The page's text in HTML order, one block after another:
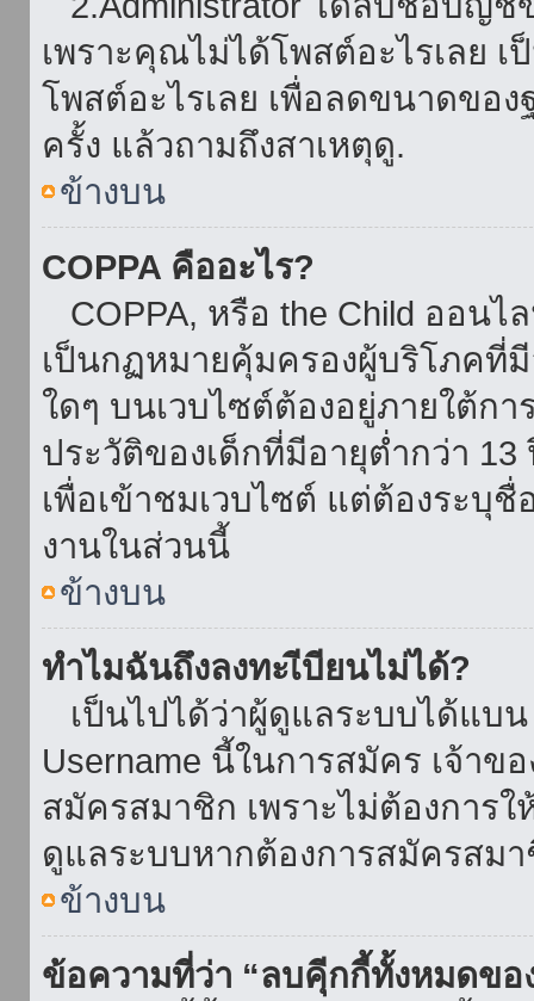
เพราะคุณไม่ได้โพสต์อะไรเลย
โพสต์อะไรเลย เพื่อลดขนาดขอ
ครั้ง แล้วถามถึงสาเหตุดู.
ข้างบน
COPPA คืออะไร?
COPPA, หรือ the Child ออนไ
เป็นกฏหมายคุ้มครองผู้บริโภคที่
ใดๆ บนเวบไซต์ต้องอยู่ภายใต้ก
ประวัติของเด็กที่มีอายุต่ำกว่า
เพื่อเข้าชมเวบไซต์ แต่ต้องระบุ
งานในส่วนนี้
ข้างบน
ทำไมฉันถึงลงทะเีบียนไม่ได้?
เป็นไปได้ว่าผู้ดูแลระบบได้แบ
Username นี้ในการสมัคร เจ้าข
สมัครสมาชิก เพราะไม่ต้องการ
ดูแลระบบหากต้องการสมัครสม
ข้างบน
ข้อความที่ว่า “ลบคุีกกี้ทั้งหมดขอ